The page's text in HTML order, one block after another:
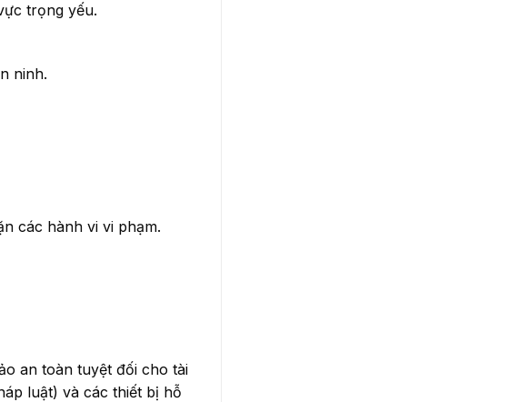
trọng yếu.
ninh.
các hành vi vi phạm.
an toàn tuyệt đối cho tài
luật) và các thiết bị hỗ